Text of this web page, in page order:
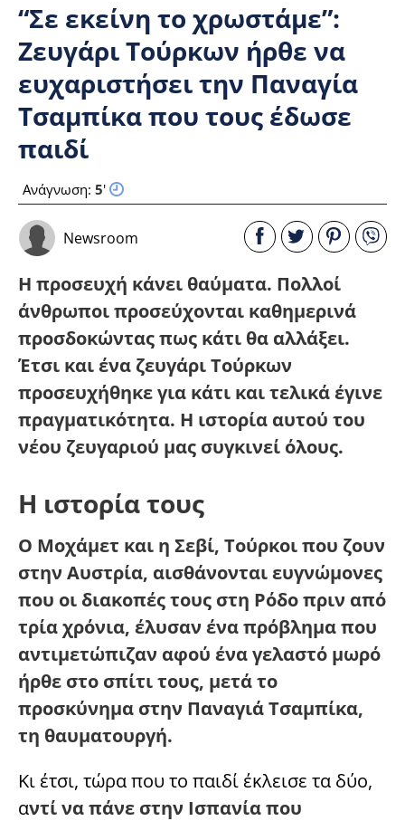
“Σε εκείνη το χρωστάμε”:
Ζευγάρι Τούρκων ήρθε να
ευχαριστήσει την Παναγία
Τσαμπίκα που τους έδωσε
παιδί
Ανάγνωση: 5'
Newsroom
Η προσευχή κάνει θαύματα. Πολλοί
άνθρωποι προσεύχονται καθημερινά
προσδοκώντας πως κάτι θα αλλάξει.
Έτσι και ένα ζευγάρι Τούρκων
προσευχήθηκε για κάτι και τελικά έγινε
πραγματικότητα. Η ιστορία αυτού του
νέου ζευγαριού μας συγκινεί όλους.
Η ιστορία τους
Ο Μοχάμετ και η Σεβί, Τούρκοι που ζουν
στην Αυστρία, αισθάνονται ευγνώμονες
που οι διακοπές τους στη Ρόδο πριν από
τρία χρόνια, έλυσαν ένα πρόβλημα που
αντιμετώπιζαν αφού ένα γελαστό μωρό
ήρθε στο σπίτι τους, μετά το
προσκύνημα στην Παναγιά Τσαμπίκα,
τη θαυματουργή.
Κι έτσι, τώρα που το παιδί έκλεισε τα δύο,
αντί να πάνε στην Ισπανία που